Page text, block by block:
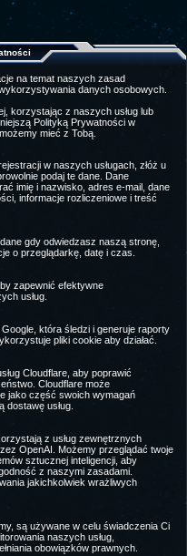
na temat naszych zasad
danych osobowych.
korzystając z naszych usług lub
Polityką Prywatności w
mieć z Tobą.
w naszych usługach, złóż u
podaj te dane. Dane
imię i nazwisko, adres e-mail, dane
informacje rozliczeniowe i treść
gdy odwiedzasz naszą stronę,
o przeglądarkę, datę i czas.
zapewnić efektywne
usług.
która śledzi i generuje raporty
pliki cookie aby działać.
Cloudflare, aby poprawić
Cloudflare może
jako część swoich wymagań
usług.
z usług zewnętrznych
OpenAI. Możemy przeglądać twoje
sztucznej inteligencji, aby
z naszymi zasadami.
jakichkolwiek wrażliwych
są używane w celu świadczenia Ci
naszych usług,
obowiązków prawnych.